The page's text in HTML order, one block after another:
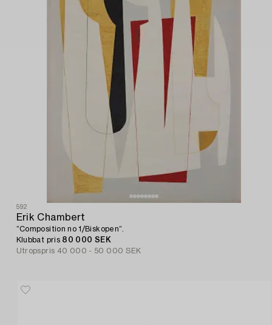
592
Erik Chambert
”Composition no 1/Biskopen”.
Klubbat pris 80 000 SEK
Utropspris 40 000 - 50 000 SEK